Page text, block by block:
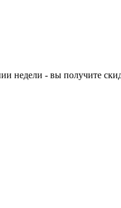
недели - вы получите